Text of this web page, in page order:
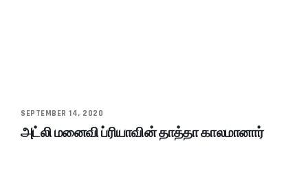
SEPTEMBER 14, 2020
அட்லி மனைவி ப்ரியாவின் தாத்தா காலமானார்